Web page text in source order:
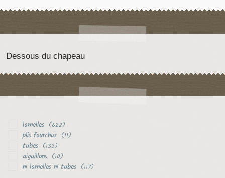
Dessous du chapeau
lamelles (622)
plis fourchus (11)
tubes (133)
aiguillons (10)
ni lamelles ni tubes (117)